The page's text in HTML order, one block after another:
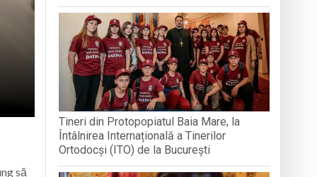
să
Tineri din Protopopiatul Baia Mare, la
Întâlnirea Internațională a Tinerilor
Ortodocși (ITO) de la București